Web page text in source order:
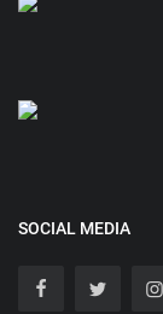
SOCIAL MEDIA